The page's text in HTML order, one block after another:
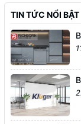
TIN TỨC NỔI BẬT